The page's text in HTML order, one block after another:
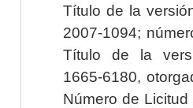
Título de la
2007-1094;
Título de la
1665-6180,
Número de